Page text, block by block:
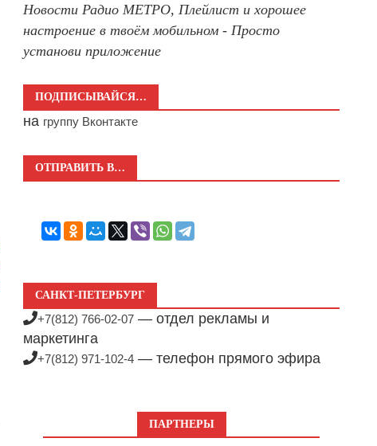
Новости Радио МЕТРО, Плейлист и хорошее
настроение в твоём мобильном - Просто
установи приложение
ПОДПИСЫВАЙСЯ…
на группу Вконтакте
ОТПРАВИТЬ В…
САНКТ-ПЕТЕРБУРГ
+7(812) 766-02-07 — отдел рекламы и
маркетинга
+7(812) 971-102-4 — телефон прямого эфира
ПАРТНЕРЫ